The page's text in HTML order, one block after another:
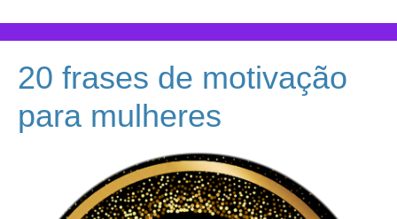
20 frases de motivação
para mulheres